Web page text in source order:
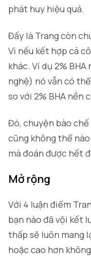
phát huy hiệu quả.
Đấy là Trang còn
Vì nếu kết hợp cả
khác. Ví dụ 2%
nghệ) nó vẫn có
so với 2% BHA nền
Đó, chuyện bào
cũng không thể
mà đoán được hết
Mở rộng
Với 4 luận điểm
bạn nào đã vội kết
thấp sẽ luôn mang
hoặc cao hơn